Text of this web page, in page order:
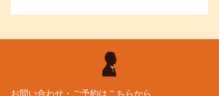
お問い合わせ・ご予約はこちらから